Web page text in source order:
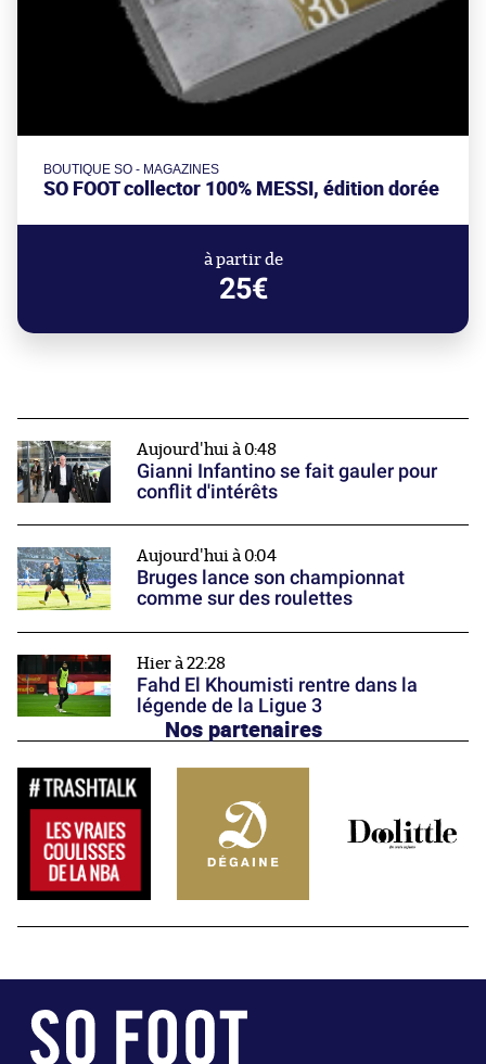
BOUTIQUE SO - MAGAZINES
SO FOOT collector 100% MESSI, édition dorée
à partir de
25€
Aujourd'hui à 0:48
Gianni Infantino se fait gauler pour
conflit d'intérêts
Aujourd'hui à 0:04
Bruges lance son championnat
comme sur des roulettes
Hier à 22:28
Fahd El Khoumisti rentre dans la
légende de la Ligue 3
Nos partenaires